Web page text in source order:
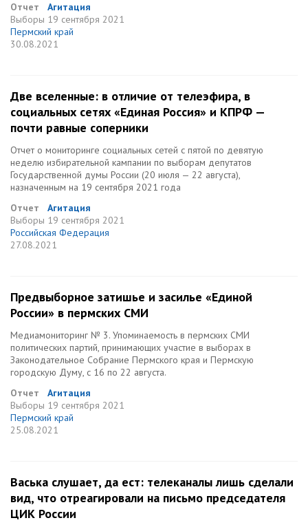
Отчет
Агитация
Выборы 19 сентября 2021
Пермский край
30.08.2021
Две вселенные: в отличие от телеэфира, в
социальных сетях «Единая Россия» и КПРФ —
почти равные соперники
Отчет о мониторинге социальных сетей c пятой по девятую
неделю избирательной кампании по выборам депутатов
Государственной думы России (20 июля — 22 августа),
назначенным на 19 сентября 2021 года
Отчет
Агитация
Выборы 19 сентября 2021
Российская Федерация
27.08.2021
Предвыборное затишье и засилье «Единой
России» в пермских СМИ
Медиамониторинг № 3. Упоминаемость в пермских СМИ
политических партий, принимающих участие в выборах в
Законодательное Собрание Пермского края и Пермскую
городскую Думу, с 16 по 22 августа.
Отчет
Агитация
Выборы 19 сентября 2021
Пермский край
25.08.2021
Васька слушает, да ест: телеканалы лишь сделали
вид, что отреагировали на письмо председателя
ЦИК России